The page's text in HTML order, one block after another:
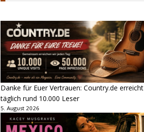
Danke für Euer Vertrauen: Country.de erreicht
täglich rund 10.000 Leser
5. August 2026